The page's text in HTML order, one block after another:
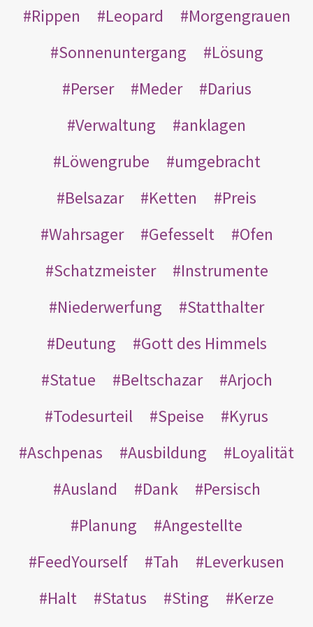
Rippen Leopard
Morgengrauen
Sonnenuntergang
Lösung
Perser
Meder
Darius
Verwaltung
anklagen
Löwengrube
umgebracht
Belsazar
Ketten
Preis
Wahrsager
Gefesselt
Ofen
Schatzmeister
Instrumente
Niederwerfung
Statthalter
Deutung
Gott des Himmels
Statue
Beltschazar
Arjoch
Todesurteil
Speise
Kyrus
Aschpenas
Ausbildung
Loyalität
Ausland
Dank
Persisch
Planung
Angestellte
FeedYourself
Tah
Leverkusen
Halt
Status Sting
Kerze